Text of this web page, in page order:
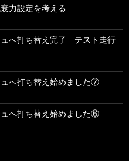
力設定を考える
ュへ打ち替え完了 テスト走行
へ打ち替え始めました⑦
へ打ち替え始めました⑥